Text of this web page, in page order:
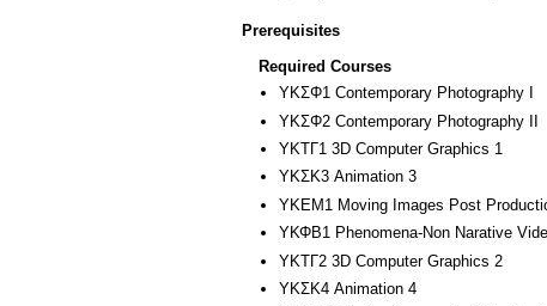
Prerequisites
Required Courses
ΥΚΣΦ1 Contemporary Photography I
ΥΚΣΦ2 Contemporary Photography II
ΥΚΤΓ1 3D Computer Graphics 1
ΥΚΣΚ3 Animation 3
ΥΚΕΜ1 Moving Images Post
ΥΚΦΒ1 Phenomena-Non Narative
ΥΚΤΓ2 3D Computer Graphics 2
ΥΚΣΚ4 Animation 4